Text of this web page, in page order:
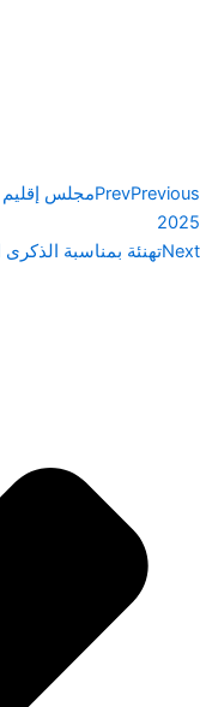
PrevPrevious
مجلس إقليم
2025
Nextتهنئة بمناسبة الذكرى